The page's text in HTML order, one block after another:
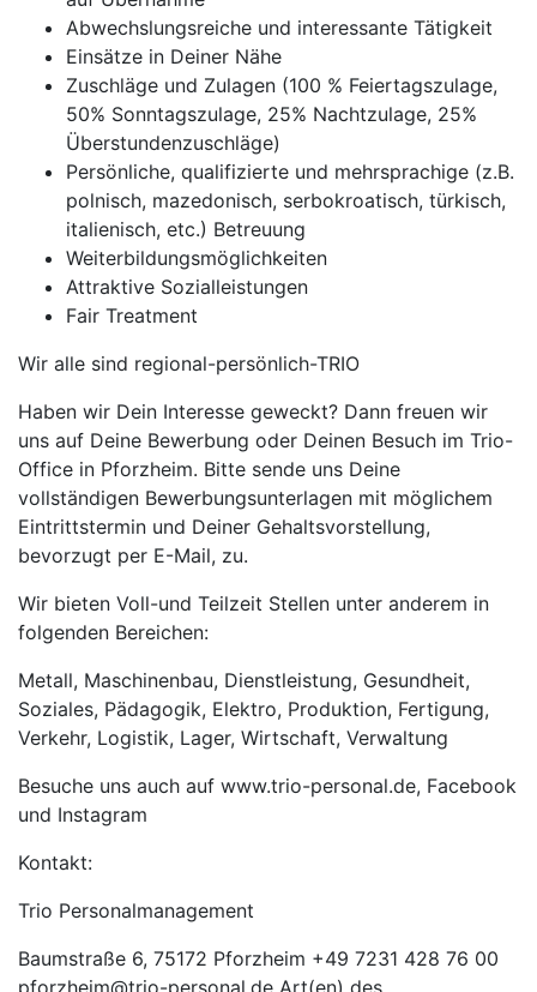
Abwechslungsreiche und interessante Tätigkeit
Einsätze in Deiner Nähe
Zuschläge und Zulagen (100 % Feiertagszulage,
50% Sonntagszulage, 25% Nachtzulage, 25%
Überstundenzuschläge)
Persönliche, qualifizierte und mehrsprachige (z.B.
polnisch, mazedonisch, serbokroatisch, türkisch,
italienisch, etc.) Betreuung
Weiterbildungsmöglichkeiten
Attraktive Sozialleistungen
Fair Treatment
Wir alle sind regional-persönlich-TRIO
Haben wir Dein Interesse geweckt? Dann freuen wir
uns auf Deine Bewerbung oder Deinen Besuch im Trio-
Office in Pforzheim. Bitte sende uns Deine
vollständigen Bewerbungsunterlagen mit möglichem
Eintrittstermin und Deiner Gehaltsvorstellung,
bevorzugt per E-Mail, zu.
Wir bieten Voll-und Teilzeit Stellen unter anderem in
folgenden Bereichen:
Metall, Maschinenbau, Dienstleistung, Gesundheit,
Soziales, Pädagogik, Elektro, Produktion, Fertigung,
Verkehr, Logistik, Lager, Wirtschaft, Verwaltung
Besuche uns auch auf www.trio-personal.de, Facebook
und Instagram
Kontakt:
Trio Personalmanagement
Baumstraße 6, 75172 Pforzheim +49 7231 428 76 00
pforzheim@trio-personal.de Art(en) des